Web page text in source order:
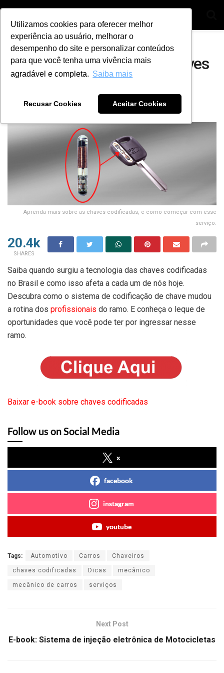
Utilizamos cookies para oferecer melhor
experiência ao usuário, melhorar o
desempenho do site e personalizar conteúdos
para que você tenha uma vivência mais
agradável e completa. Saiba mais
Recusar Cookies Aceitar Cookies
Home E-books
E-book: Tecnologia das chaves
codificadas no Brasil
by Ana Julia Alves 28 de dezembro de 2020
Aprenda mais sobre as chaves codificadas, e como começar com esse
serviço.
20.4k
SHARES
Saiba quando surgiu a tecnologia das chaves codificadas
no Brasil e como isso afeta a cada um de nós hoje.
Descubra como o sistema de codificação de chave mudou
a rotina dos profissionais do ramo. E conheça o leque de
oportunidades que você pode ter por ingressar nesse
ramo.
Baixar e-book sobre chaves codificadas
Follow us on Social Media
x
facebook
instagram
youtube
Tags: Automotivo Carros Chaveiros
chaves codificadas Dicas mecânico
mecânico de carros serviços
Next Post
E-book: Sistema de injeção eletrônica de Motocicletas